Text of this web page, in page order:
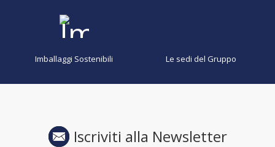
Imballaggi Sostenibili Le sedi del Gruppo
Iscriviti alla Newsletter